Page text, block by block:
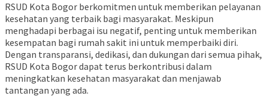
RSUD Kota Bogor berkomitmen untuk memberikan pelayanan
kesehatan yang terbaik bagi masyarakat. Meskipun
menghadapi berbagai isu negatif, penting untuk memberikan
kesempatan bagi rumah sakit ini untuk memperbaiki diri.
Dengan transparansi, dedikasi, dan dukungan dari semua pihak,
RSUD Kota Bogor dapat terus berkontribusi dalam
meningkatkan kesehatan masyarakat dan menjawab
tantangan yang ada.